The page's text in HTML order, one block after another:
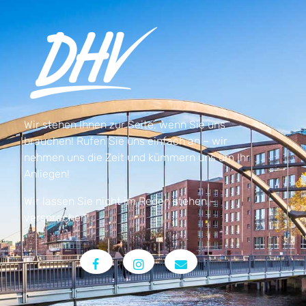
Wir stehen Ihnen zur Seite, wenn Sie uns
brauchen! Rufen Sie uns einfach an – wir
nehmen uns die Zeit und kümmern uns um Ihr
Anliegen!
Wir lassen Sie nicht im Regen stehen –
versprochen!